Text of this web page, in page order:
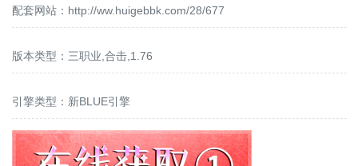
配套网站： http://ww.huigebbk.com/28/677
版本类型：三职业,合击,1.76
引擎类型：新BLUE引擎